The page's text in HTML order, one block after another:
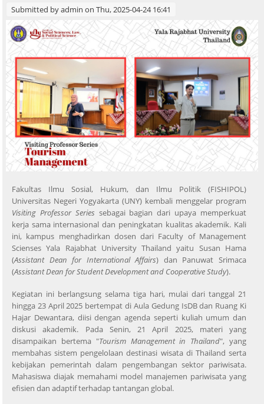
Submitted byadmin on Thu, 2025-04-24 16:41
Fakultas Ilmu Sosial, Hukum, dan Ilmu Politik (FISHIPOL)
Universitas Negeri Yogyakarta (UNY) kembali menggelar program
Visiting Professor Series sebagai bagian dari upaya memperkuat
kerja sama internasional dan peningkatan kualitas akademik. Kali
ini, kampus menghadirkan dosen dari Faculty of Management
Scienses Yala Rajabhat University Thailand yaitu Susan Hama
(Assistant Dean for International Affairs) dan Panuwat Srimaca
(Assistant Dean for Student Development and Cooperative Study).
Kegiatan ini berlangsung selama tiga hari, mulai dari tanggal 21
hingga 23 April 2025 bertempat di Aula Gedung IsDB dan Ruang Ki
Hajar Dewantara, diisi dengan agenda seperti kuliah umum dan
diskusi akademik. Pada Senin, 21 April 2025, materi yang
disampaikan bertema "Tourism Management in Thailand", yang
membahas sistem pengelolaan destinasi wisata di Thailand serta
kebijakan pemerintah dalam pengembangan sektor pariwisata.
Mahasiswa diajak memahami model manajemen pariwisata yang
efisien dan adaptif terhadap tantangan global.